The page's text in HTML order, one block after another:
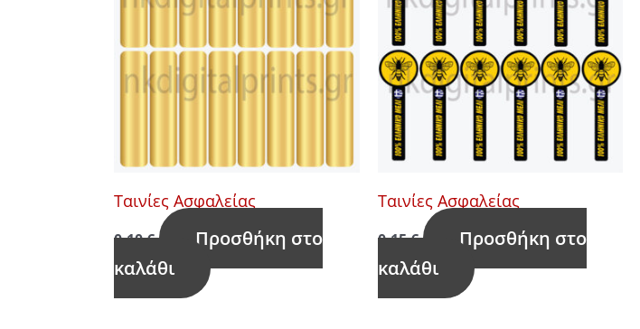
Ταινίες Ασφαλείας
0,10€
Προσθήκη στο
καλάθι
Ταινίες Ασφαλείας
0,15€
Προσθήκη στο
καλάθι